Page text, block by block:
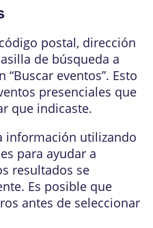
postal, dirección
de búsqueda a
eventos”. Esto
presenciales que
que indicaste.
información utilizando
para ayudar a
resultados se
Es posible que
antes de seleccionar